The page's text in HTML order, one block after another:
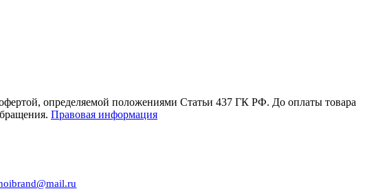
определяемой положениями Статьи 437 ГК РФ. До оплаты товара
Правовая информация